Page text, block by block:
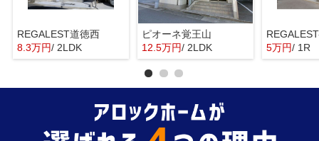
REGALEST道徳西
8.3万円/ 2LDK
ピオーネ覚王山
12.5万円/ 2LDK
5万円/ 1R